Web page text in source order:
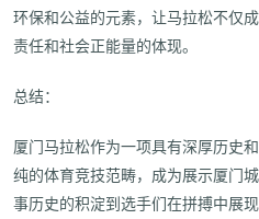
环保和公益的元素，让马拉松不仅
责任和社会正能量的体现。
总结：
厦门马拉松作为一项具有深厚历史
纯的体育竞技范畴，成为展示厦门
事历史的积淀到选手们在拼搏中展